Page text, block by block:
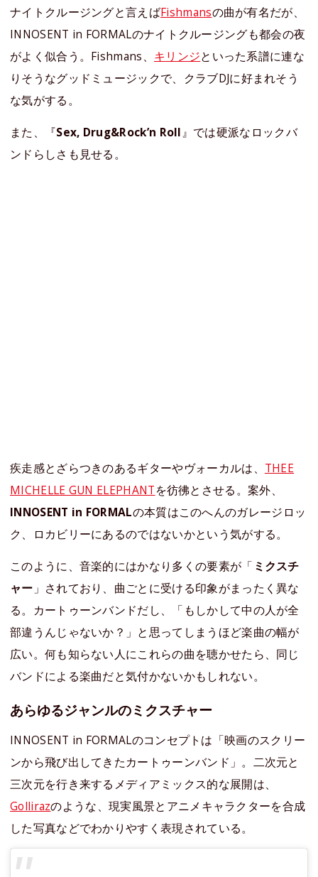
ナイトクルージングと言えばFishmansの曲が有名だが、
INNOSENT in FORMALのナイトクルージングも都会の夜
がよく似合う。Fishmans、 キリンジといった系譜に連な
りそうなグッドミュージックで、クラブDJに好まれそう
な気がする。
また、『Sex, Drug&Rock’n Roll』では硬派なロックバ
ンドらしさも見せる。
疾走感とざらつきのあるギターやヴォーカルは、 THEE
MICHELLE GUN ELEPHANTを彷彿とさせる。案外、
INNOSENT in FORMALの本質はこのへんのガレージロッ
ク、ロカビリーにあるのではないかという気がする。
このように、音楽的にはかなり多くの要素が「 ミクスチ
ャー 」されており、曲ごとに受ける印象がまったく異な
る。カートゥーンバンドだし、「もしかして中の人が全
部違うんじゃないか？」と思ってしまうほど楽曲の幅が
広い。何も知らない人にこれらの曲を聴かせたら、同じ
バンドによる楽曲だと気付かないかもしれない。
あらゆるジャンルのミクスチャー
INNOSENT in FORMALのコンセプトは「映画のスクリー
ンから飛び出してきたカートゥーンバンド」。二次元と
三次元を行き来するメディアミックス的な展開は、
Gollirazのような、現実風景とアニメキャラクターを合成
した写真などでわかりやすく表現されている。